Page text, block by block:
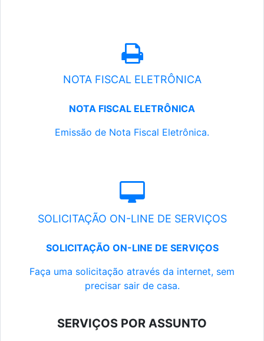
NOTA FISCAL ELETRÔNICA
NOTA FISCAL ELETRÔNICA
Emissão de Nota Fiscal Eletrônica.
SOLICITAÇÃO ON-LINE DE SERVIÇOS
SOLICITAÇÃO ON-LINE DE SERVIÇOS
Faça uma solicitação através da internet, sem
precisar sair de casa.
SERVIÇOS POR ASSUNTO